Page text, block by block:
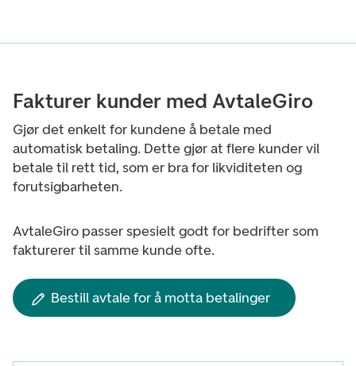
Fakturer kunder med AvtaleGiro
Gjør det enkelt for kundene å betale med
automatisk betaling. Dette gjør at flere kunder vil
betale til rett tid, som er bra for likviditeten og
forutsigbarheten.
AvtaleGiro passer spesielt godt for bedrifter som
fakturerer til samme kunde ofte.
Bestill avtale for å motta betalinger